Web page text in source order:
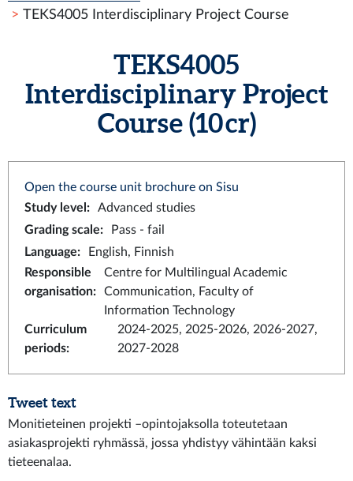
TEKS4005 Interdisciplinary Project Course
TEKS4005
Interdisciplinary Project
Course (10 cr)
Open the course unit brochure on Sisu
Study level :
Advanced studies
Grading scale:
Pass - fail
Language:
English, Finnish
Responsible
organisation:
Centre for Multilingual Academic
Communication, Faculty of
Information Technology
Curriculum
periods:
2024-2025, 2025-2026, 2026-2027,
2027-2028
Tweet text
Monitieteinen projekti –opintojaksolla toteutetaan
asiakasprojekti ryhmässä, jossa yhdistyy vähintään kaksi
tieteenalaa.